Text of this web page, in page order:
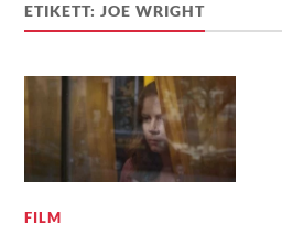
ETIKETT:JOE WRIGHT
FILM